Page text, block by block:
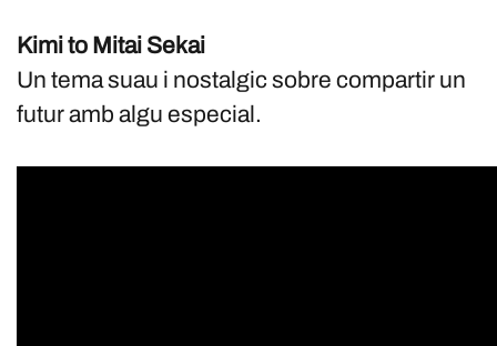
Kimi to Mitai Sekai
Un tema suau i nostalgic sobre compartir un
futur amb algu especial.